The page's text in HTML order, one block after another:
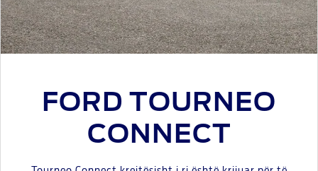
FORD TOURNEO
CONNECT